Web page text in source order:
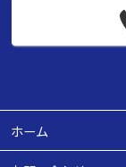
ホーム